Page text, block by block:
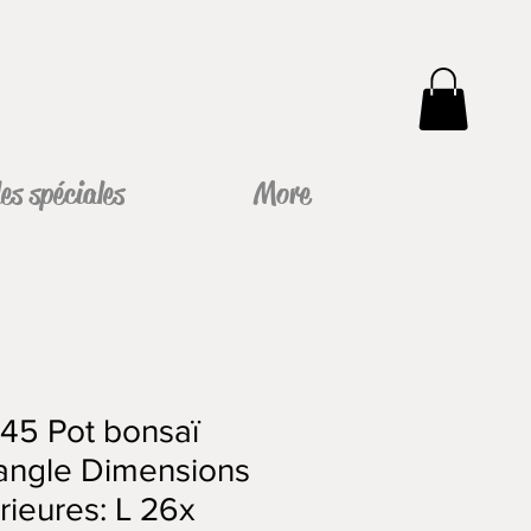
spéciales More
Pot bonsaï
Dimensions
L 26x